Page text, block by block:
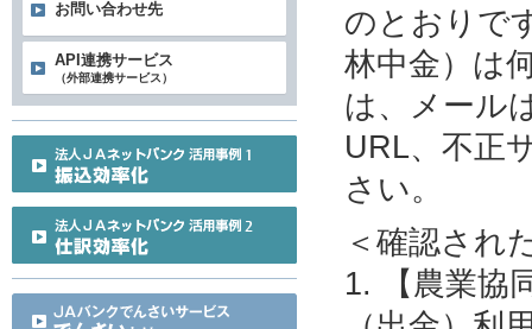
のとおりで
林中金）は
は、メール
URL、不正
さい。
＜確認され
1. 【農業協
お問い合わせ先
API連携サービス
（外部連携サービス）